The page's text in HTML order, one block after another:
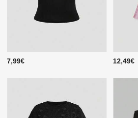
7,99€ 12,49€